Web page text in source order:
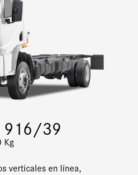
916/39
Kg
verticales en línea,